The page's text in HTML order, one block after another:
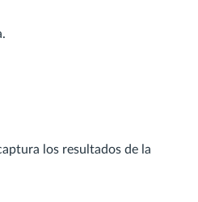
los resultados de la